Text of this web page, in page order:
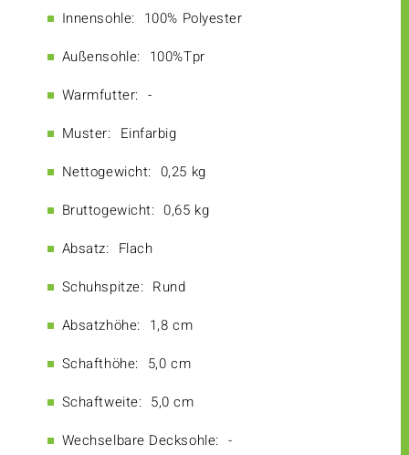
Innensohle: 100% Polyester
Außensohle: 100%Tpr
Warmfutter: -
Muster: Einfarbig
Nettogewicht: 0,25 kg
Bruttogewicht: 0,65 kg
Absatz: Flach
Schuhspitze: Rund
Absatzhöhe: 1,8 cm
Schafthöhe: 5,0 cm
Schaftweite: 5,0 cm
Wechselbare Decksohle: -